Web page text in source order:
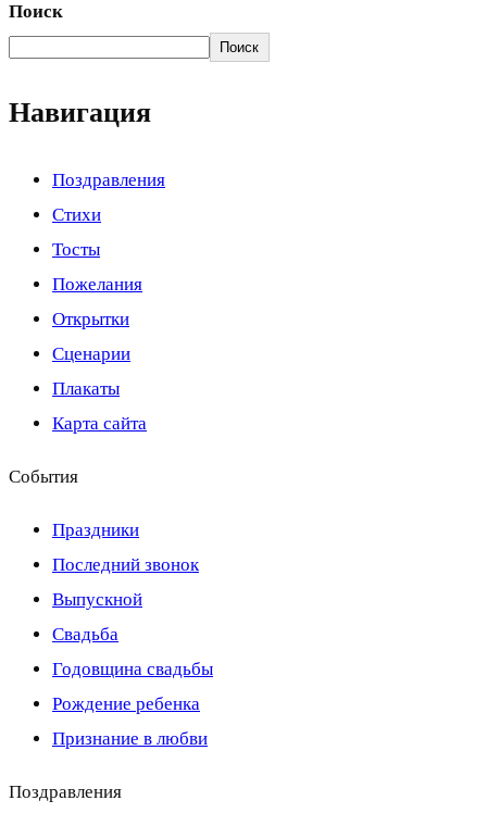
Поиск
Поиск
Навигация
Поздравления
Стихи
Тосты
Пожелания
Открытки
Сценарии
Плакаты
Карта сайта
События
Праздники
Последний звонок
Выпускной
Свадьба
Годовщина свадьбы
Рождение ребенка
Признание в любви
Поздравления